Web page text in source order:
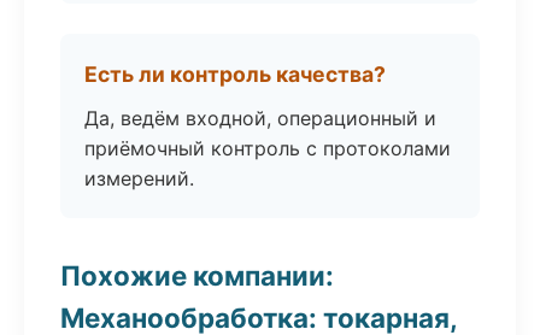
Есть ли контроль качества?
Да, ведём входной, операционный и
приёмочный контроль с протоколами
измерений.
Похожие компании:
Механообработка: токарная,